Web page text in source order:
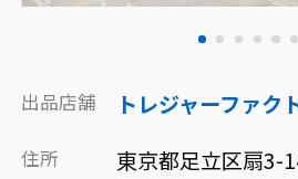
出品店舗 トレジャーファク
住所
東京都足立区扇3-